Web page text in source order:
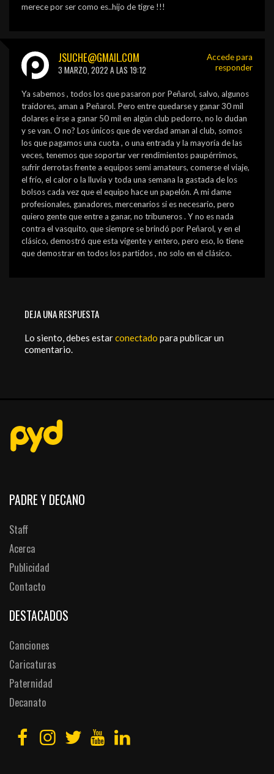
merece por ser como es..hijo de tigre !!!
JSUCHE@GMAIL.COM
3 MARZO, 2022 A LAS 19:12
Ya sabemos , todos los que pasaron por Peñarol, salvo, algunos
traidores, aman a Peñarol. Pero entre quedarse y ganar 30 mil
dolares e irse a ganar 50 mil en algún club pedorro, no lo dudan
y se van. O no? Los únicos que de verdad aman al club, somos
los que pagamos una cuota , o una entrada y la mayoría de las
veces, tenemos que soportar ver rendimientos paupérrimos,
sufrir derrotas frente a equipos semi amateurs, comerse el viaje,
el frío, el calor o la lluvia y toda una semana la gastada de los
bolsos cada vez que el equipo hace un papelón. A mi dame
profesionales, ganadores, mercenarios si es necesario, pero
quiero gente que entre a ganar, no tribuneros . Y no es nada
contra el vasquito, que siempre se brindó por Peñarol, y en el
clásico, demostró que esta vigente y entero, pero eso, lo tiene
que demostrar en todos los partidos , no solo en el clásico.
Accede para
responder
DEJA UNA RESPUESTA
Lo siento, debes estarconectado para publicar un
comentario.
PADRE Y DECANO
Staff
Acerca
Publicidad
Contacto
DESTACADOS
Canciones
Caricaturas
Paternidad
Decanato